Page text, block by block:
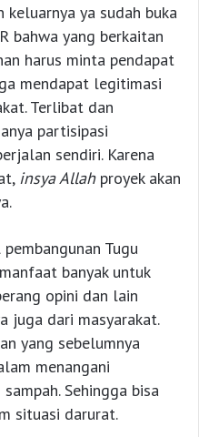
ya sudah buka
bahwa yang berkaitan
harus minta pendapat
mendapat legitimasi
Terlibat dan
partisipasi
sendiri. Karena
insya Allah proyek akan
Tugu
banyak untuk
opini dan lain
juga dari masyarakat.
yang sebelumnya
menangani
Sehingga bisa
situasi darurat.